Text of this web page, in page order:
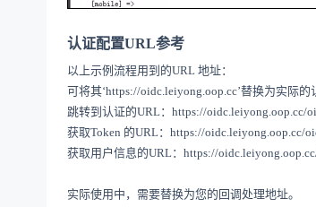
认证配置URL参考
以上示例流程用到的URL 地址：
可将其‘https://oidc.leiyong.oop.cc’替换为实际的
跳转到认证的URL： https://oidc.leiyong.oop.cc/
获取Token 的URL： https://oidc.leiyong.oop.cc/
获取用户信息的URL： https://
实际使用中，需要替换为您的回调处理地址。